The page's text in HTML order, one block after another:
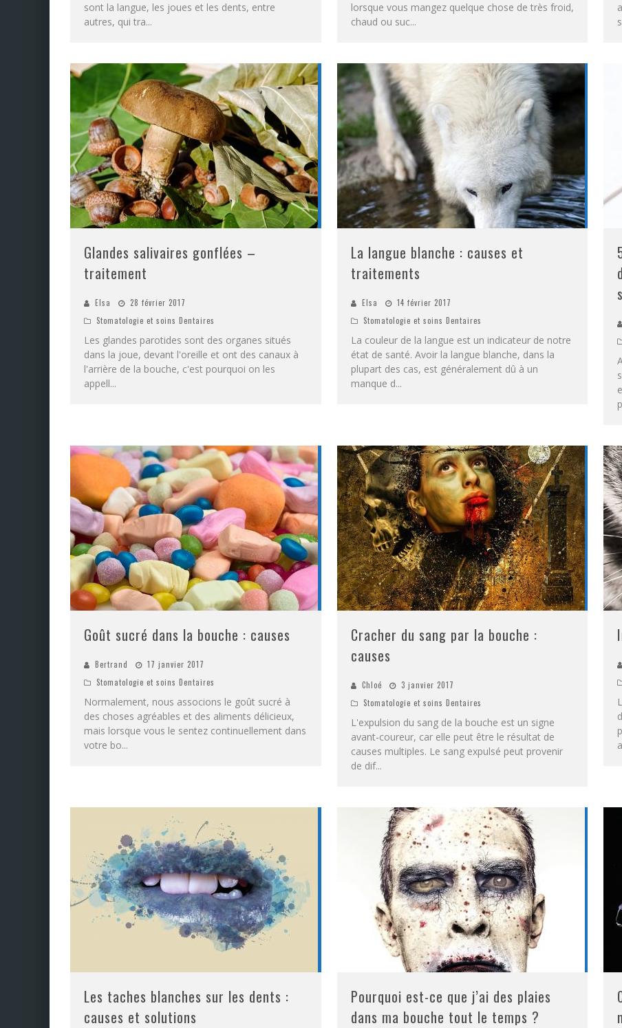
sont la langue, les joues et les dents, entre
autres, qui tra...
lorsque vous mangez quelque chose de très froid,
chaud ou suc...
Glandes salivaires gonflées –
traitement
Elsa
28 février 2017
Stomatologie et soins Dentaires
Les glandes parotides sont des organes situés
dans la joue, devant l'oreille et ont des canaux à
l'arrière de la bouche, c'est pourquoi on les
appell...
La langue blanche : causes et
traitements
Elsa
14 février 2017
Stomatologie et soins Dentaires
La couleur de la langue est un indicateur de notre
état de santé. Avoir la langue blanche, dans la
plupart des cas, est généralement dû à un
manque d...
Goût sucré dans la bouche : causes
Bertrand
17 janvier 2017
Stomatologie et soins Dentaires
Normalement, nous associons le goût sucré à
des choses agréables et des aliments délicieux,
mais lorsque vous le sentez continuellement dans
votre bo...
Cracher du sang par la bouche :
causes
Chloé
3 janvier 2017
Stomatologie et soins Dentaires
L'expulsion du sang de la bouche est un signe
avant-coureur, car elle peut être le résultat de
causes multiples. Le sang expulsé peut provenir
de dif...
Les taches blanches sur les dents :
causes et solutions
Pourquoi est-ce que j’ai des plaies
dans ma bouche tout le temps ?